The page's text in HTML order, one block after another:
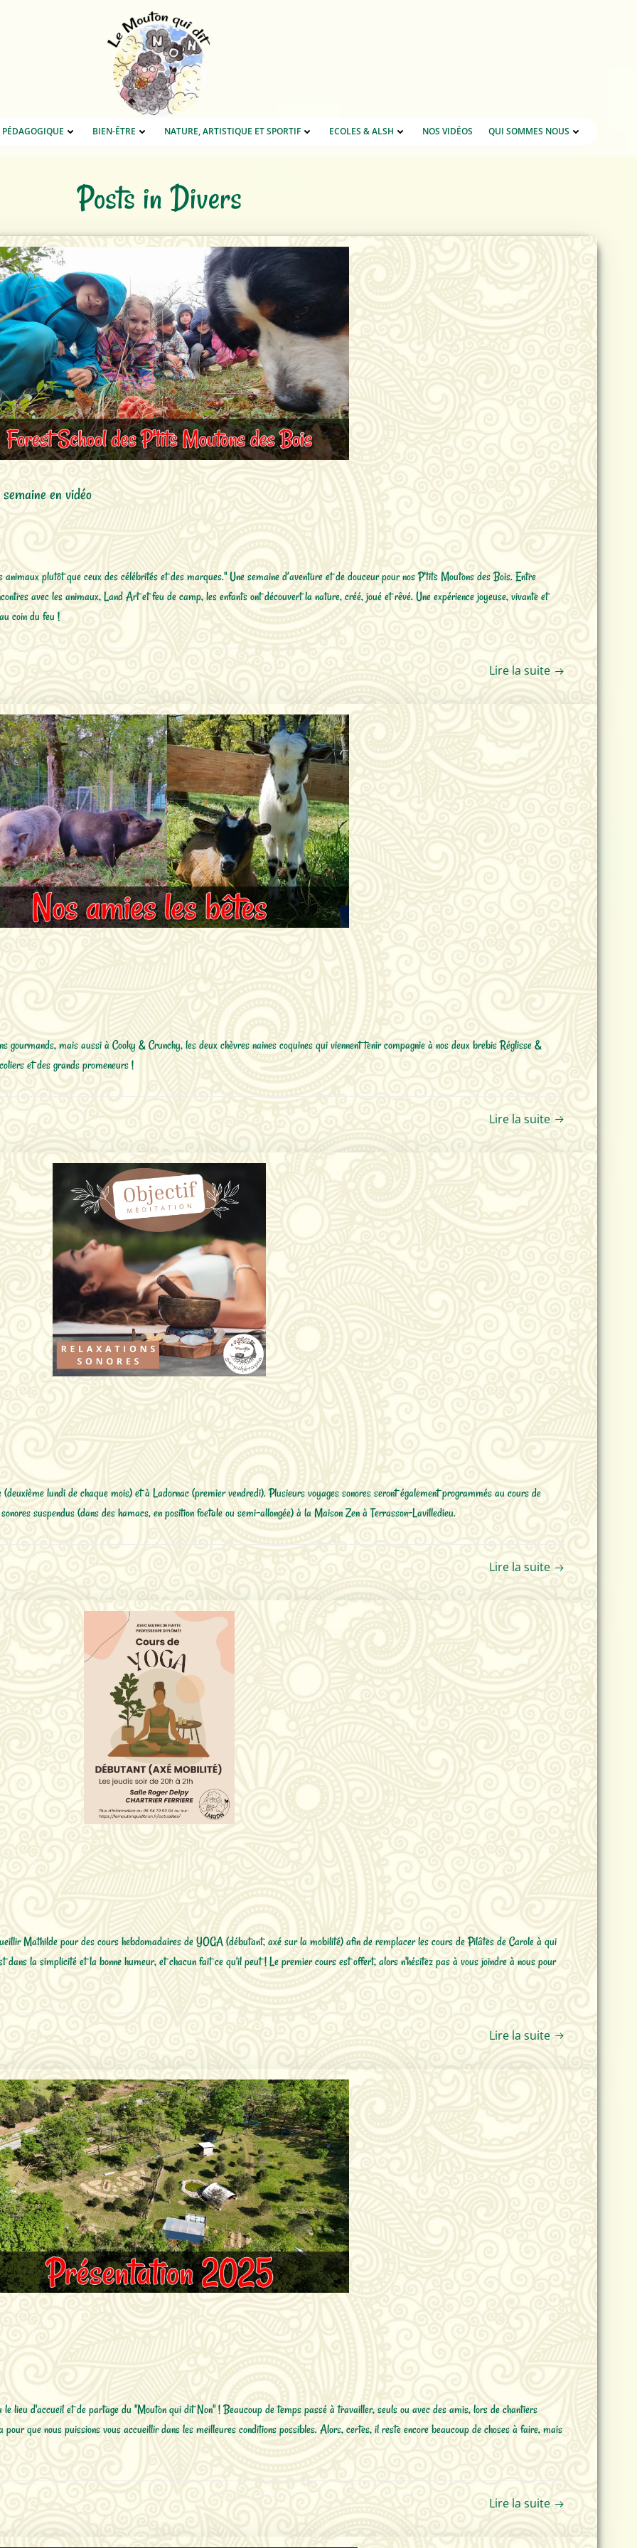
BIEN-ÊTRE NATURE, ARTISTIQUE ET SPORTIF ECOLES & ALSH NOS VIDÉOS QUI SOMMES NOUS
Posts in Divers
en vidéo
plutôt que ceux des célébrités et des marques." Une semaine d’aventure et de douceur pour nos P’tits Moutons des Bois. Entre
avec les animaux, Land Art et feu de camp, les enfants ont découvert la nature, créé, joué et rêvé. Une expérience joyeuse, vivante et
coin du feu !
Lire la suite
gourmands, mais aussi à Cooky & Crunchy, les deux chèvres naines coquines qui viennent tenir compagnie à nos deux brebis Réglisse &
et des grands promeneurs !
Lire la suite
lundi de chaque mois) et à Ladornac (premier vendredi). Plusieurs voyages sonores seront également programmés au cours de
suspendus (dans des hamacs, en position foetale ou semi-allongée) à la Maison Zen à Terrasson-Lavilledieu.
Lire la suite
Mathilde pour des cours hebdomadaires de YOGA (débutant, axé sur la mobilité) afin de remplacer les cours de Pilâtes de Carole à qui
dans la simplicité et la bonne humeur, et chacun fait ce qu'il peut ! Le premier cours est offert, alors n'hésitez pas à vous joindre à nous pour
Lire la suite
lieu d'accueil et de partage du "Mouton qui dit Non" ! Beaucoup de temps passé à travailler, seuls ou avec des amis, lors de chantiers
que nous puissions vous accueillir dans les meilleures conditions possibles. Alors, certes, il reste encore beaucoup de choses à faire, mais
Lire la suite